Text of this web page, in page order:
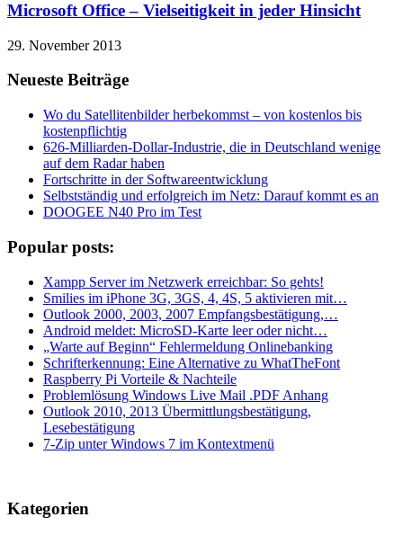
Microsoft Office – Vielseitigkeit in jeder Hinsicht
29. November 2013
Neueste Beiträge
Wo du Satellitenbilder herbekommst – von kostenlos bis
kostenpflichtig
626-Milliarden-Dollar-Industrie, die in Deutschland wenige
auf dem Radar haben
Fortschritte in der Softwareentwicklung
Selbstständig und erfolgreich im Netz: Darauf kommt es an
DOOGEE N40 Pro im Test
Popular posts:
Xampp Server im Netzwerk erreichbar: So gehts!
Smilies im iPhone 3G, 3GS, 4, 4S, 5 aktivieren mit…
Outlook 2000, 2003, 2007 Empfangsbestätigung,…
Android meldet: MicroSD-Karte leer oder nicht…
„Warte auf Beginn“ Fehlermeldung Onlinebanking
Schrifterkennung: Eine Alternative zu WhatTheFont
Raspberry Pi Vorteile & Nachteile
Problemlösung Windows Live Mail .PDF Anhang
Outlook 2010, 2013 Übermittlungsbestätigung,
Lesebestätigung
7-Zip unter Windows 7 im Kontextmenü
Kategorien